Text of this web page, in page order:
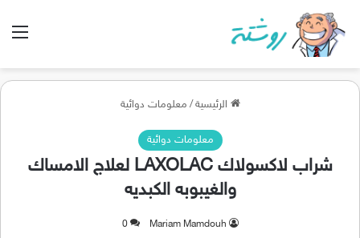
الرئيسية / معلومات دوائية
معلومات دوائية
شراب لاكسولاك LAXOLAC لعلاج الامساك
والغيبوبه الكبديه
Mariam Mamdouh
0